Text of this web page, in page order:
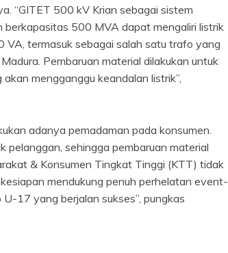
“GITET 500 kV Krian sebagai sistem
500 MVA dapat mengaliri listrik
termasuk sebagai salah satu trafo yang
Pembaruan material dilakukan untuk
mengganggu keandalan listrik”,
adanya pemadaman pada konsumen.
pelanggan, sehingga pembaruan material
& Konsumen Tingkat Tinggi (KTT) tidak
mendukung penuh perhelatan event-
17 yang berjalan sukses”, pungkas